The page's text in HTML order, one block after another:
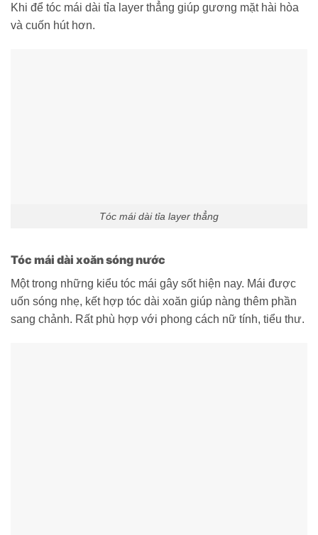
Khi để tóc mái dài tỉa layer thẳng giúp gương mặt hài hòa
và cuốn hút hơn.
Tóc mái dài tỉa layer thẳng
Tóc mái dài xoăn sóng nước
Một trong những kiểu tóc mái gây sốt hiện nay. Mái được
uốn sóng nhẹ, kết hợp tóc dài xoăn giúp nàng thêm phần
sang chảnh. Rất phù hợp với phong cách nữ tính, tiểu thư.